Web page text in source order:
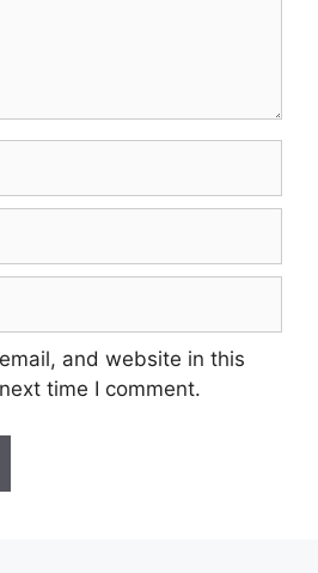
and website in this
time I comment.